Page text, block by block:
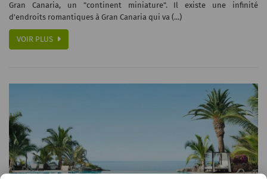
Gran Canaria, un "continent miniature". Il existe une infinité
d'endroits romantiques à Gran Canaria qui va (...)
VOIR PLUS